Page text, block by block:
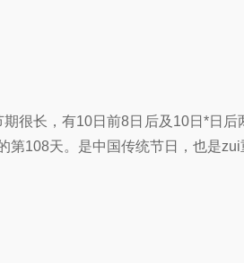
很长，有10日前8日后及10日*日
108天。是中国传统节日，也是